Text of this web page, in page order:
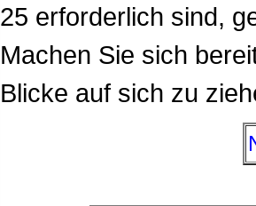
25 erforderlich sind,
Machen Sie sich
Blicke auf sich zu